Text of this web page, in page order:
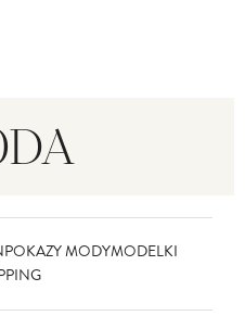
POKAZY MODYMODELKI